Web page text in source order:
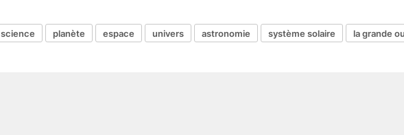
science planète espace univers astronomie système solaire la grande